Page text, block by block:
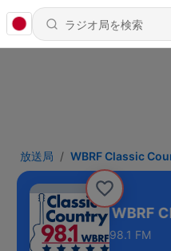
放送局 WBRF Classic
WBRF
98.1 FM